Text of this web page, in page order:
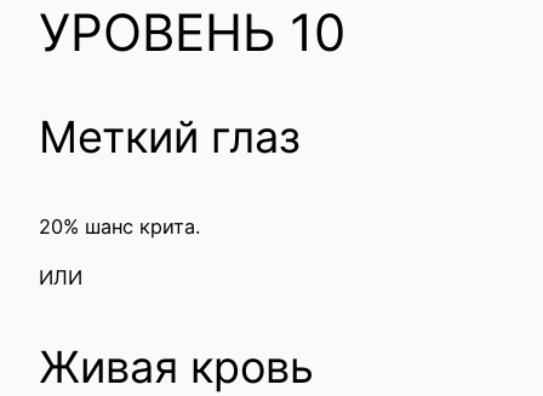
УРОВЕНЬ 10
Меткий глаз
20% шанс крита.
ИЛИ
Живая кровь